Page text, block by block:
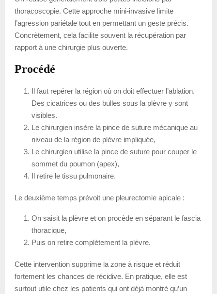
thoracoscopie. Cette approche mini-invasive limite
l’agression pariétale tout en permettant un geste précis.
Concrètement, cela facilite souvent la récupération par
rapport à une chirurgie plus ouverte.
Procédé
Il faut repérer la région où on doit effectuer l’ablation.
Des cicatrices ou des bulles sous la plèvre y sont
visibles.
Le chirurgien insère la pince de suture mécanique au
niveau de la région de plèvre impliquée,
Le chirurgien utilise la pince de suture pour couper le
sommet du poumon (apex),
Il retire le tissu pulmonaire.
Le deuxième temps prévoit une pleurectomie apicale :
On saisit la plèvre et on procède en séparant le fascia
thoracique,
Puis on retire complètement la plèvre.
Cette intervention supprime la zone à risque et réduit
fortement les chances de récidive. En pratique, elle est
surtout utile chez les patients qui ont déjà montré qu’un